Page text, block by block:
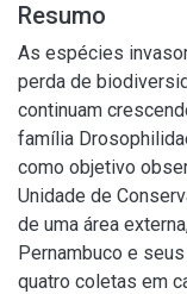
Resumo
As espécies
perda de
continuam
família
como objetivo
Unidade de
de uma área
Pernambuco e
quatro coletas em